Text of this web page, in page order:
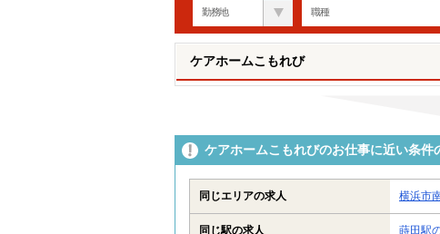
勤務地 職種
ケアホームこもれび
ケアホームこもれびのお仕事に近い条件
同じエリアの求人 横浜市
同じ駅の求人 蒔田駅